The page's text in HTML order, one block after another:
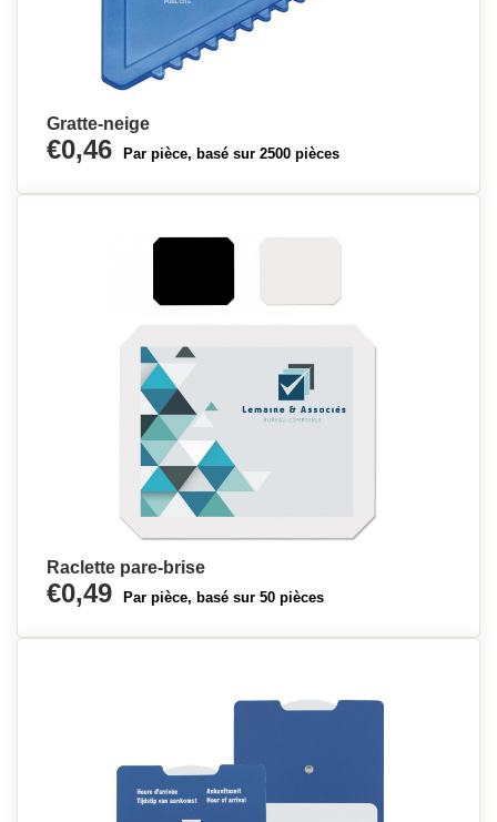
Gratte-neige
€0,46 Par pièce, basé sur 2500 pièces
Raclette pare-brise
€0,49 Par pièce, basé sur 50 pièces